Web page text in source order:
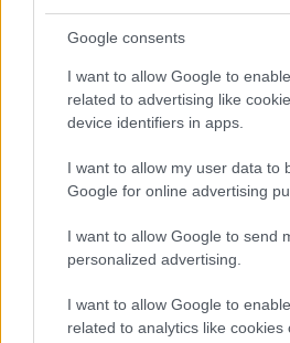
Google consents
I want to allow Google to
related to advertising like
device identifiers in apps.
I want to allow my user data to
Google for online advertising
I want to allow Google to send
personalized advertising.
I want to allow Google to
related to analytics like cookies